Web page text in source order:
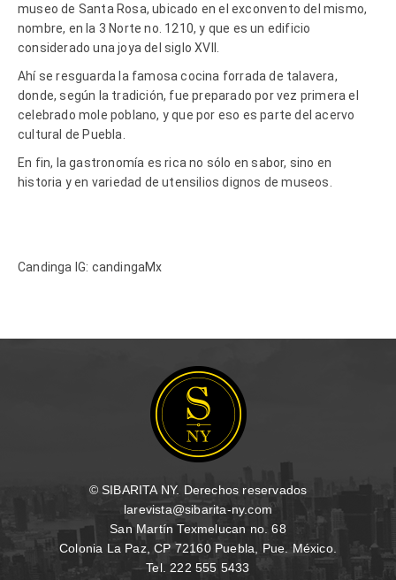
museo de Santa Rosa, ubicado en el exconvento del mismo,
nombre, en la 3 Norte no. 1210, y que es un edificio
considerado una joya del siglo XVII.
Ahí se resguarda la famosa cocina forrada de talavera,
donde, según la tradición, fue preparado por vez primera el
celebrado mole poblano, y que por eso es parte del acervo
cultural de Puebla.
En fin, la gastronomía es rica no sólo en sabor, sino en
historia y en variedad de utensilios dignos de museos.
Candinga IG: candingaMx
© SIBARITA NY. Derechos reservados
larevista@sibarita-ny.com
San Martín Texmelucan no. 68
Colonia La Paz, CP 72160 Puebla, Pue. México.
Tel. 222 555 5433